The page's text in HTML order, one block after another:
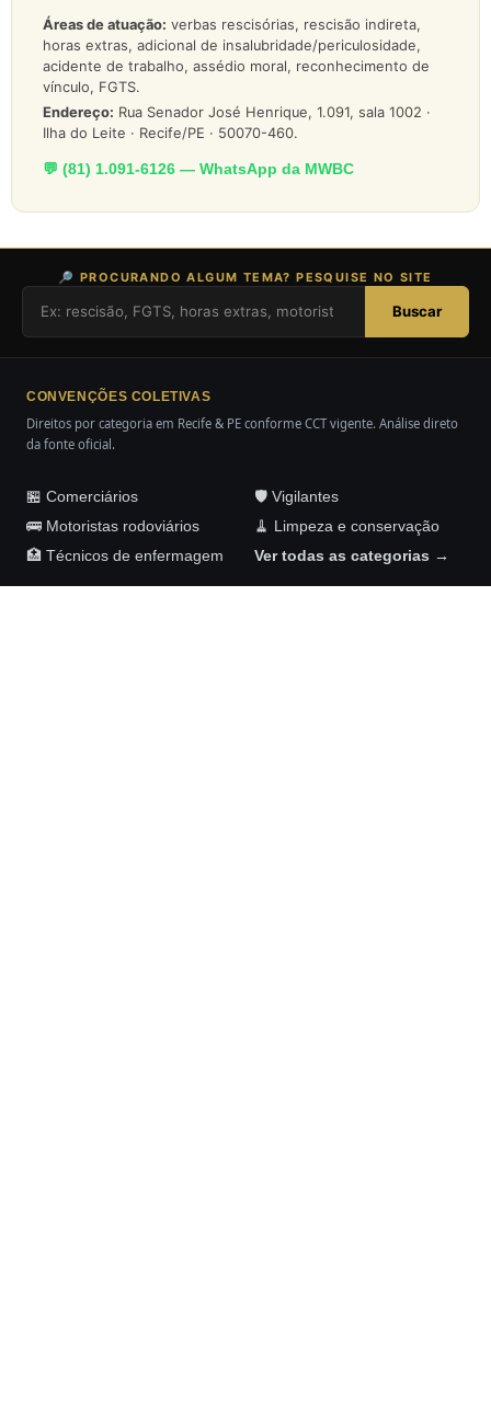
Áreas de atuação: verbas rescisórias, rescisão indireta,
horas extras, adicional de insalubridade/periculosidade,
acidente de trabalho, assédio moral, reconhecimento de
vínculo, FGTS.
Endereço: Rua Senador José Henrique, 1.091, sala 1002 ·
Ilha do Leite · Recife/PE · 50070-460.
💬 (81) 1.091-6126 — WhatsApp da MWBC
🔎 PROCURANDO ALGUM TEMA? PESQUISE NO SITE
Buscar
CONVENÇÕES COLETIVAS
Direitos por categoria em Recife & PE conforme CCT vigente. Análise direto
da fonte oficial.
🏪 Comerciários
🛡️ Vigilantes
🚌 Motoristas rodoviários
🧹 Limpeza e conservação
🏥 Técnicos de enfermagem
Ver todas as categorias →